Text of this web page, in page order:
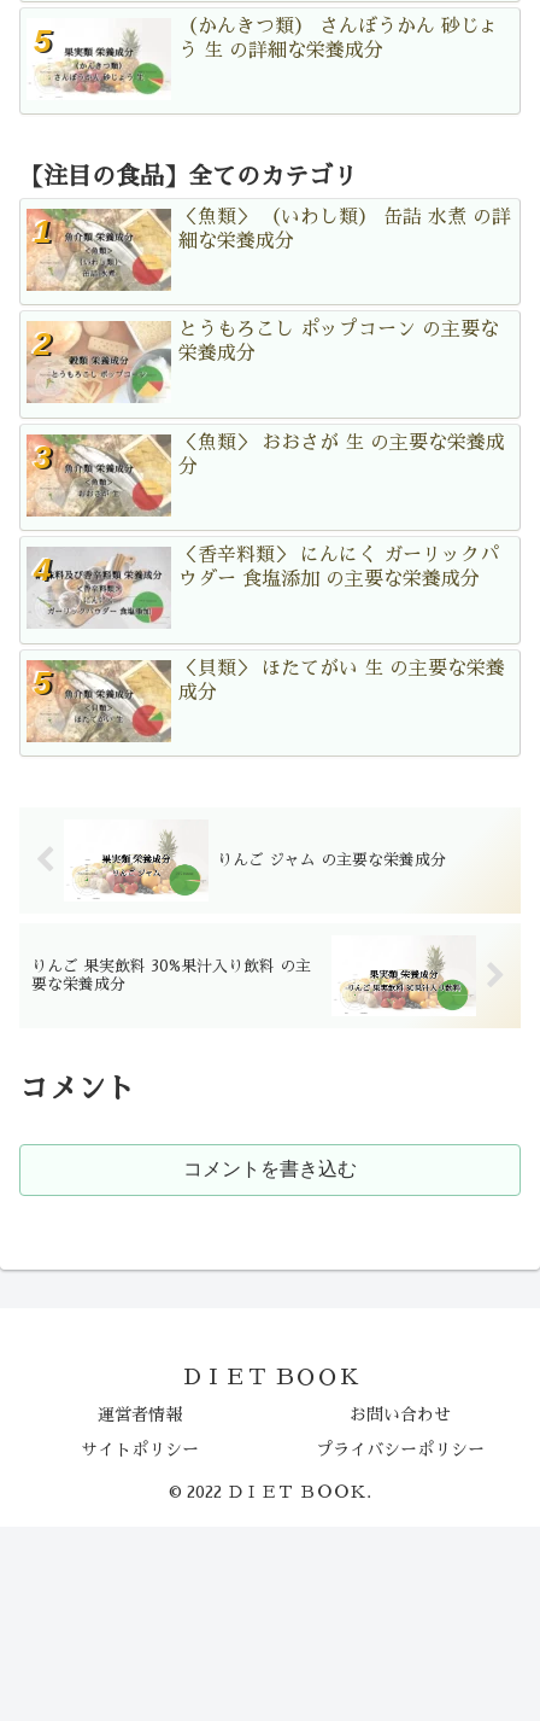
（かんきつ類） さんぼうかん 砂じょ
う 生 の詳細な栄養成分
【注目の食品】全てのカテゴリ
＜魚類＞ （いわし類） 缶詰 水煮 の詳
細な栄養成分
とうもろこし ポップコーン の主要な
栄養成分
＜魚類＞ おおさが 生 の主要な栄養成
分
＜香辛料類＞ にんにく ガーリックパ
ウダー 食塩添加 の主要な栄養成分
＜貝類＞ ほたてがい 生 の主要な栄養
成分
りんご ジャム の主要な栄養成分
りんご 果実飲料 30%果汁入り飲料 の主
要な栄養成分
コメント
コメントを書き込む
ＤＩＥＴ ＢＯＯＫ
運営者情報 お問い合わせ
サイトポリシー プライバシーポリシー
© 2022 ＤＩＥＴ ＢＯＯＫ.